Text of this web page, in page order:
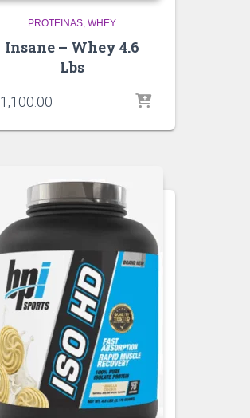
PROTEINAS WHEY
Insane – Whey 4.6
Lbs
1,100.00